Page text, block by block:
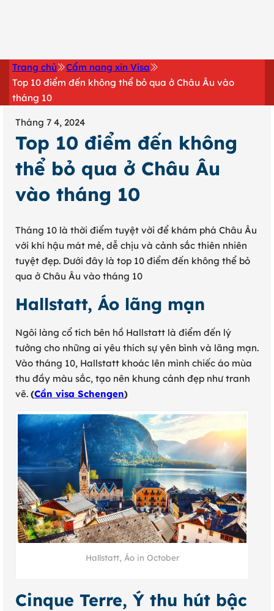
Trang chủ
Cẩm nang xin Visa
Top 10 điểm đến không thể bỏ qua ở Châu Âu vào
tháng 10
Tháng 7 4, 2024
Top 10 điểm đến không
thể bỏ qua ở Châu Âu
vào tháng 10
Tháng 10 là thời điểm tuyệt vời để khám phá Châu Âu
với khí hậu mát mẻ, dễ chịu và cảnh sắc thiên nhiên
tuyệt đẹp. Dưới đây là top 10 điểm đến không thể bỏ
qua ở Châu Âu vào tháng 10
Hallstatt, Áo lãng mạn
Ngôi làng cổ tích bên hồ Hallstatt là điểm đến lý
tưởng cho những ai yêu thích sự yên bình và lãng mạn.
Vào tháng 10, Hallstatt khoác lên mình chiếc áo mùa
thu đầy màu sắc, tạo nên khung cảnh đẹp như tranh
vẽ. (Cần visa Schengen)
Hallstatt, Áo in October
Cinque Terre, Ý thu hút bậc